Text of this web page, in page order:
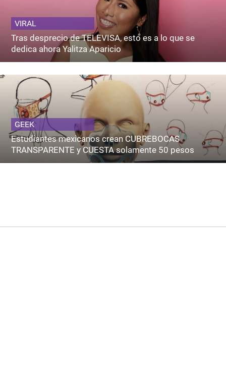
VIRAL
Tras desprecio de TELEVISA, esto es a lo que se
dedica ahora Yalitza Aparicio
GEEK
Estudiantes mexicanos crean CUBREBOCAS
TRANSPARENTE y CUESTA solamente 50 pesos